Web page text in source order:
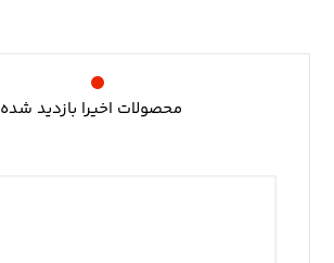
محصولات اخیرا بازدید شده